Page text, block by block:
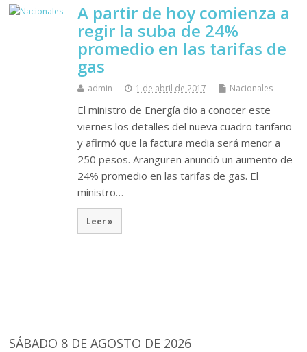
A partir de hoy comienza a
regir la suba de 24%
promedio en las tarifas de
gas
admin 1 de abril de 2017 Nacionales
El ministro de Energía dio a conocer este
viernes los detalles del nueva cuadro tarifario
y afirmó que la factura media será menor a
250 pesos. Aranguren anunció un aumento de
24% promedio en las tarifas de gas. El
ministro…
Leer »
SÁBADO 8 DE AGOSTO DE 2026